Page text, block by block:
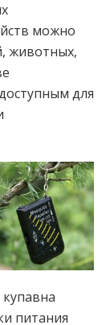
можно
животных,
для
питания